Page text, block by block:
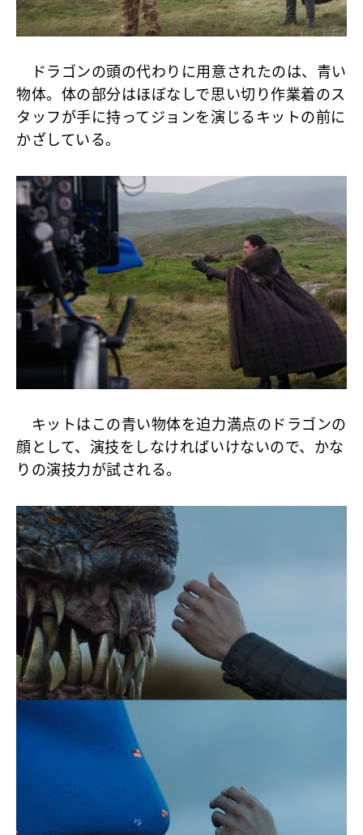
ドラゴンの頭の代わりに用意されたのは、青い
物体。体の部分はほぼなしで思い切り作業着のス
タッフが手に持ってジョンを演じるキットの前に
かざしている。
キットはこの青い物体を迫力満点のドラゴンの
顔として、演技をしなければいけないので、かな
りの演技力が試される。